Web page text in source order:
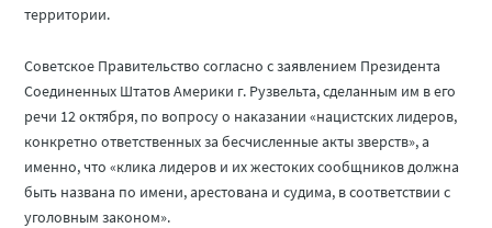
территории.
Советское Правительство согласно с заявлением Президента
Соединенных Штатов Америки г. Рузвельта, сделанным им в его
речи 12 октября, по вопросу о наказании «нацистских лидеров,
конкретно ответственных за бесчисленные акты зверств», а
именно, что «клика лидеров и их жестоких сообщников должна
быть названа по имени, арестована и судима, в соответствии с
уголовным законом».